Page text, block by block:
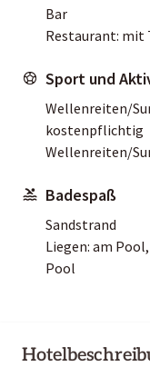
Bar
Restaurant: mit
Sport und
Wellenreiten/
kostenpflichtig
Wellenreiten/
Badespaß
Sandstrand
Liegen: am Pool,
Pool